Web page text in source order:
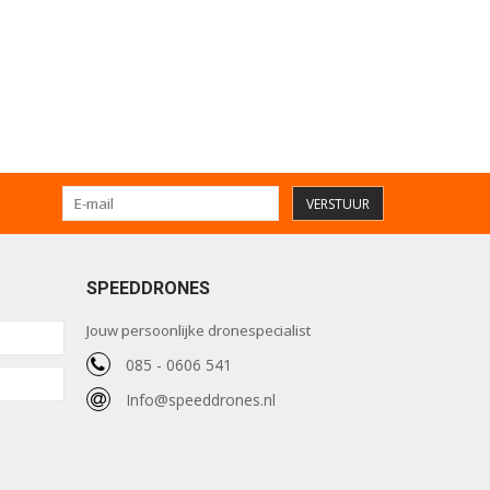
VERSTUUR
SPEEDDRONES
Jouw persoonlijke dronespecialist
085 - 0606 541
Info@speeddrones.nl